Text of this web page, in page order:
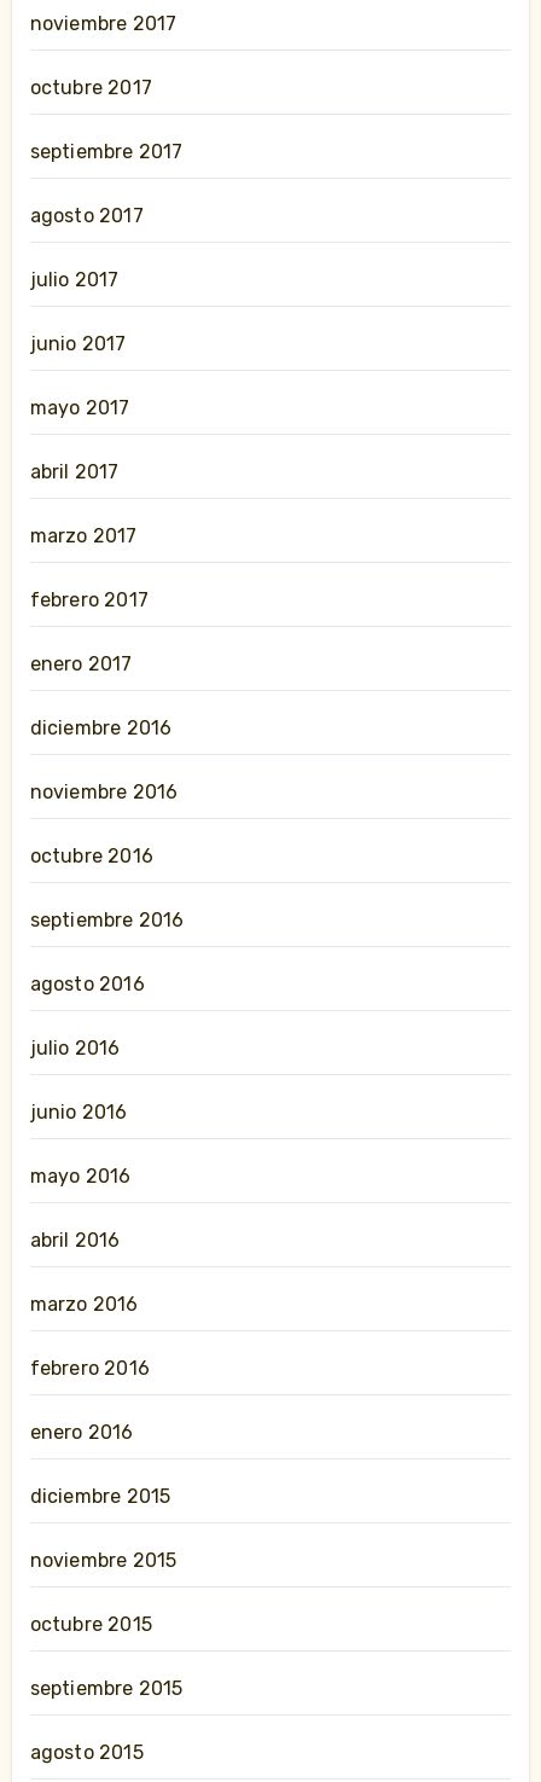
noviembre 2017
octubre 2017
septiembre 2017
agosto 2017
julio 2017
junio 2017
mayo 2017
abril 2017
marzo 2017
febrero 2017
enero 2017
diciembre 2016
noviembre 2016
octubre 2016
septiembre 2016
agosto 2016
julio 2016
junio 2016
mayo 2016
abril 2016
marzo 2016
febrero 2016
enero 2016
diciembre 2015
noviembre 2015
octubre 2015
septiembre 2015
agosto 2015